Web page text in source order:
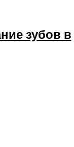
зубов в